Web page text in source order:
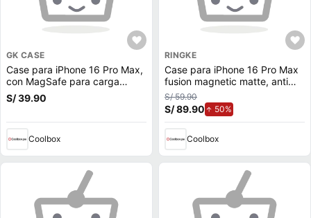
GK CASE
Case para iPhone 16 Pro Max,
con MagSafe para carga
inalámbrica, para accesorios
magnéticos, rígido, mate
S/ 39.90
Coolbox
RINGKE
Case para iPhone 16 Pro Max
fusion magnetic matte, anti
golpes, flexible, magsafe
transparente
S/ 59.90
S/ 89.90 50%
Coolbox